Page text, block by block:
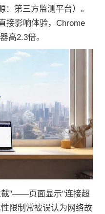
：第三方监测平台）。
接影响体验，Chrome
高2.3倍。
截"——页面显示"连接超
限制常被误认为网络故